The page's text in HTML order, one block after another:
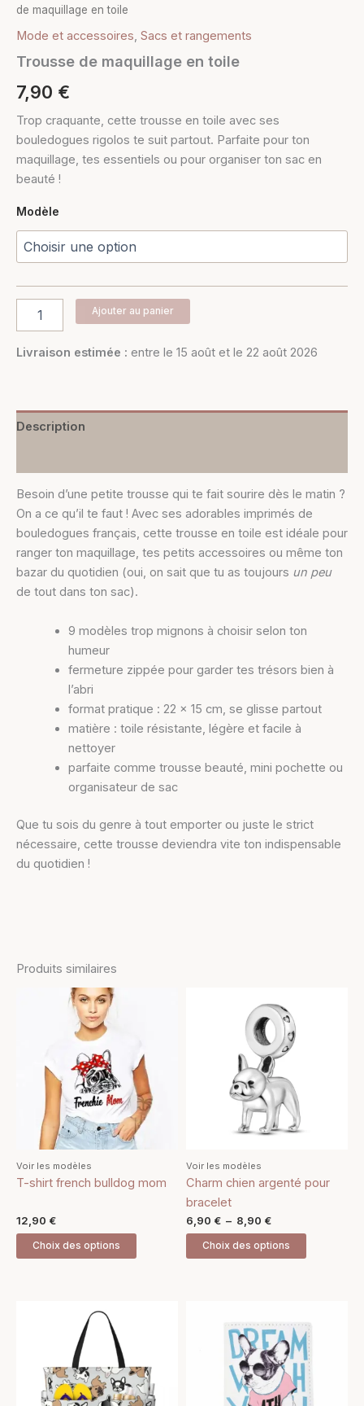
de maquillage en toile
Mode et accessoires, Sacs et rangements
Trousse de maquillage en toile
7,90 €
Trop craquante, cette trousse en toile avec ses
bouledogues rigolos te suit partout. Parfaite pour ton
maquillage, tes essentiels ou pour organiser ton sac en
beauté !
Modèle
Ajouter au panier
Livraison estimée : entre le 15 août et le 22 août 2026
Description
Besoin d’une petite trousse qui te fait sourire dès le matin ?
On a ce qu’il te faut ! Avec ses adorables imprimés de
bouledogues français, cette trousse en toile est idéale pour
ranger ton maquillage, tes petits accessoires ou même ton
bazar du quotidien (oui, on sait que tu as toujours un peu
de tout dans ton sac).
9 modèles trop mignons à choisir selon ton
humeur
fermeture zippée pour garder tes trésors bien à
l’abri
format pratique : 22 x 15 cm, se glisse partout
matière : toile résistante, légère et facile à
nettoyer
parfaite comme trousse beauté, mini pochette ou
organisateur de sac
Que tu sois du genre à tout emporter ou juste le strict
nécessaire, cette trousse deviendra vite ton indispensable
du quotidien !
Produits similaires
Voir les modèles
T-shirt french bulldog mom
12,90 €
Choix des options
plusieurs
variations.
Les
options
peuvent
être
sur
Voir les modèles
Charm chien argenté pour
bracelet
6,90 € – 8,90 €
de
prix :
6,90 €
à
8,90 €
Choix des options
sur
plusieurs
variations.
produit
a
plusieurs
variations.